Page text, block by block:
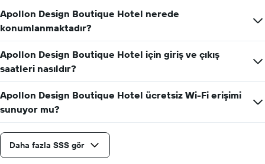
gösteren
X
ekseni
içerir.
Tablo
bir
odanın
ortalama
fiyatını
gösteren
1
Y
ekseni
Apollon Design Boutique Hotel nerede
konumlanmaktadır?
Apollon Design Boutique Hotel için giriş ve çıkış
saatleri nasıldır?
Apollon Design Boutique Hotel ücretsiz Wi-Fi erişimi
sunuyor mu?
Daha fazla SSS gör